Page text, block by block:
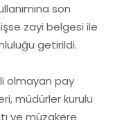
son
zayi belgesi ile
getirildi.
olmayan pay
müdürler kurulu
ve müzakere